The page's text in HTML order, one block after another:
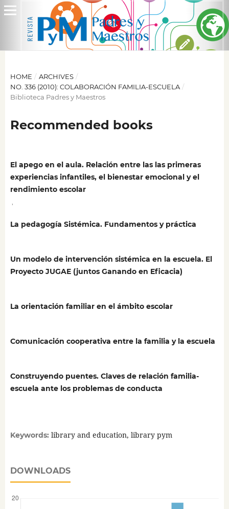
HOME / ARCHIVES /
NO. 336 (2010): COLABORACIÓN FAMILIA-ESCUELA /
Biblioteca Padres y Maestros
Recommended books
El apego en el aula. Relación entre las las primeras
experiencias infantiles, el bienestar emocional y el
rendimiento escolar
La pedagogía Sistémica. Fundamentos y práctica
Un modelo de intervención sistémica en la escuela. El
Proyecto JUGAE (juntos Ganando en Eficacia)
La orientación familiar en el ámbito escolar
Comunicación cooperativa entre la familia y la escuela
Construyendo puentes. Claves de relación familia-
escuela ante los problemas de conducta
Keywords: library and education, library pym
DOWNLOADS